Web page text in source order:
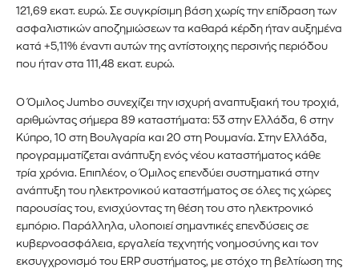
121,69 εκατ. ευρώ. Σε συγκρίσιμη βάση χωρίς την επίδραση των
ασφαλιστικών αποζημιώσεων τα καθαρά κέρδη ήταν αυξημένα
κατά +5,11% έναντι αυτών της αντίστοιχης περσινής περιόδου
που ήταν στα 111,48 εκατ. ευρώ.
Ο Όμιλος Jumbo συνεχίζει την ισχυρή αναπτυξιακή του τροχιά,
αριθμώντας σήμερα 89 καταστήματα: 53 στην Ελλάδα, 6 στην
Κύπρο, 10 στη Βουλγαρία και 20 στη Ρουμανία. Στην Ελλάδα,
προγραμματίζεται ανάπτυξη ενός νέου καταστήματος κάθε
τρία χρόνια. Επιπλέον, ο Όμιλος επενδύει συστηματικά στην
ανάπτυξη του ηλεκτρονικού καταστήματος σε όλες τις χώρες
παρουσίας του, ενισχύοντας τη θέση του στο ηλεκτρονικό
εμπόριο. Παράλληλα, υλοποιεί σημαντικές επενδύσεις σε
κυβερνοασφάλεια, εργαλεία τεχνητής νοημοσύνης και τον
εκσυγχρονισμό του ERP συστήματος, με στόχο τη βελτίωση της